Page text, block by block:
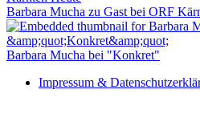
Barbara Mucha zu Gast bei ORF
Barbara Mucha bei "Konkret"
Impressum &